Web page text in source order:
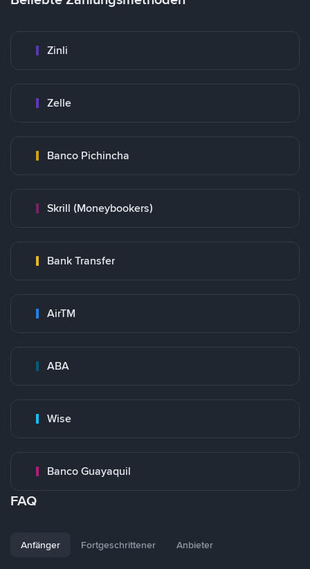
Zinli
Zelle
Banco Pichincha
Skrill (Moneybookers)
Bank Transfer
AirTM
ABA
Wise
Banco Guayaquil
FAQ
Anfänger Fortgeschrittener Anbieter